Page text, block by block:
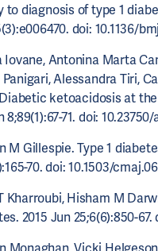
to diagnosis of type 1
doi: 10.1136/
Iovane, Antonina Marta
Alessandra Tiri,
ketoacidosis at
8;89(1):67-71. doi:
M Gillespie. Type 1
70. doi: 10.1503/
Kharroubi, Hisham M
2015 Jun 25;6(6):850-